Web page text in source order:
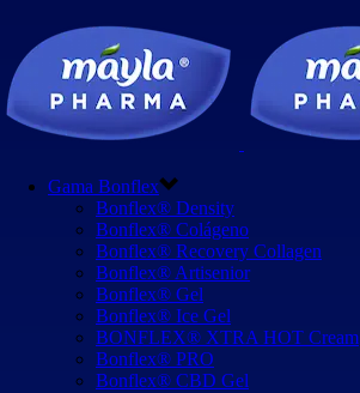
Gama Bonflex
Bonflex® Density
Bonflex® Colágeno
Bonflex® Recovery Collagen
Bonflex® Artisenior
Bonflex® Gel
Bonflex® Ice Gel
BONFLEX® XTRA HOT Cream
Bonflex® PRO
Bonflex® CBD Gel